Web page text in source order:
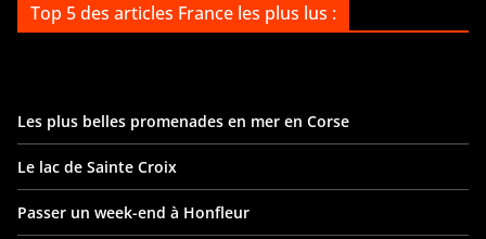
Top 5 des articles France les plus lus :
Les plus belles promenades en mer en Corse
Le lac de Sainte Croix
Passer un week-end à Honfleur